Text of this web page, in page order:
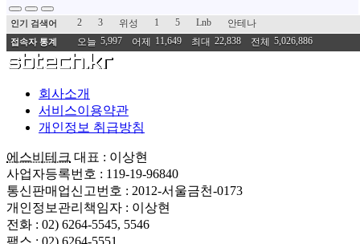
인기 검색어 2 3 위성 1 5 Lnb 안테나
접속자 통계 오늘 5,997 어제 11,649 최대 22,838 전체 5,026,886
회사소개
서비스이용약관
개인정보 취급방침
에스비테크 대표 : 이상현
사업자등록번호 : 119-19-96840
통신판매업신고번호 : 2012-서울금천-0173
개인정보관리책임자 : 이상현
전화 : 02) 6264-5545, 5546
팩스 : 02) 6264-5551